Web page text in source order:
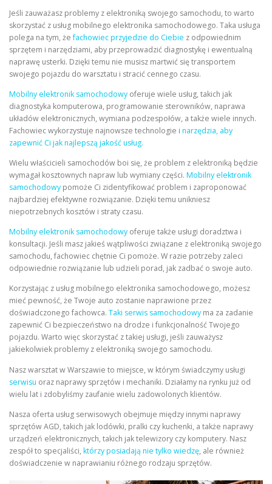
Jeśli zauważasz problemy z elektroniką swojego samochodu, to warto
skorzystać z usług mobilnego elektronika samochodowego. Taka usługa
polega na tym, żefachowiec przyjedzie do Ciebie z odpowiednim
sprzętem i narzędziami, aby przeprowadzić diagnostykę i ewentualną
naprawę usterki. Dzięki temu nie musisz martwić się transportem
swojego pojazdu do warsztatu i stracić cennego czasu.
Mobilny elektronik samochodowy oferuje wiele usług, takich jak
diagnostyka komputerowa, programowanie sterowników, naprawa
układów elektronicznych, wymiana podzespołów, a także wiele innych.
Fachowiec wykorzystuje najnowsze technologie i narzędzia, aby
zapewnić Ci jak najlepszą jakość usług.
Wielu właścicieli samochodów boi się, że problem z elektroniką będzie
wymagał kosztownych napraw lub wymiany części. Mobilny elektronik
samochodowy pomoże Ci zidentyfikować problem i zaproponować
najbardziej efektywne rozwiązanie. Dzięki temu unikniesz
niepotrzebnych kosztów i straty czasu.
Mobilny elektronik samochodowy oferuje także usługi doradztwa i
konsultacji. Jeśli masz jakieś wątpliwości związane z elektroniką swojego
samochodu, fachowiec chętnie Ci pomoże. W razie potrzeby zaleci
odpowiednie rozwiązanie lub udzieli porad, jak zadbać o swoje auto.
Korzystając z usług mobilnego elektronika samochodowego, możesz
mieć pewność, że Twoje auto zostanie naprawione przez
doświadczonego fachowca. Taki serwis samochodowy ma za zadanie
zapewnić Ci bezpieczeństwo na drodze i funkcjonalność Twojego
pojazdu. Warto więc skorzystać z takiej usługi, jeśli zauważysz
jakiekolwiek problemy z elektroniką swojego samochodu.
Nasz warsztat w Warszawie to miejsce, w którym świadczymy usługi
serwisu oraz naprawy sprzętów i mechaniki. Działamy na rynku już od
wielu lat i zdobyliśmy zaufanie wielu zadowolonych klientów.
Nasza oferta usług serwisowych obejmuje między innymi naprawy
sprzętów AGD, takich jak lodówki, pralki czy kuchenki, a także naprawy
urządzeń elektronicznych, takich jak telewizory czy komputery. Nasz
zespół to specjaliści, którzy posiadają nie tylko wiedzę, ale również
doświadczenie w naprawianiu różnego rodzaju sprzętów.